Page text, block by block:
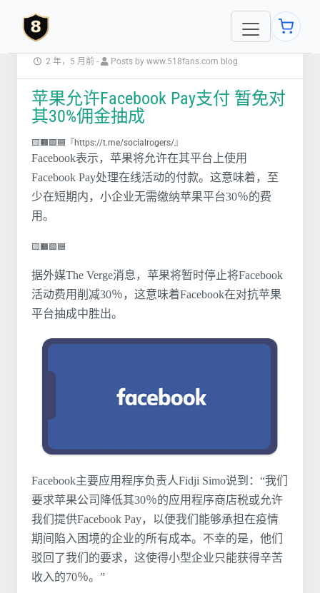
2 年，5 月前 - Posts by www.518fans.com blog
苹果允许Facebook Pay支付 暂免对
其30%佣金抽成
🟨🟧🟩🟦『https://t.me/socialrogers/』
Facebook表示，苹果将允许在其平台上使用
Facebook Pay处理在线活动的付款。这意味着，至
少在短期内，小企业无需缴纳苹果平台30％的费
用。
🟨🟧🟩🟦
据外媒The Verge消息，苹果将暂时停止将Facebook
活动费用削减30％，这意味着Facebook在对抗苹果
平台抽成中胜出。
Facebook主要应用程序负责人Fidji Simo说到：“我们
要求苹果公司降低其30％的应用程序商店税或允许
我们提供Facebook Pay，以便我们能够承担在疫情
期间陷入困境的企业的所有成本。不幸的是，他们
驳回了我们的要求，这使得小型企业只能获得辛苦
收入的70％。”